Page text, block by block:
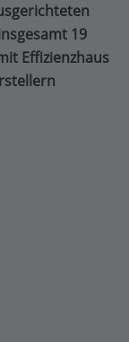
19
Effizienzhaus